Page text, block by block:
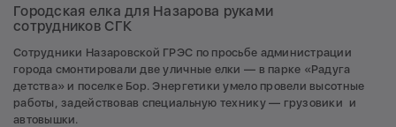
Городская елка для Назарова руками
сотрудников СГК
Сотрудники Назаровской ГРЭС по просьбе администрации
города смонтировали две уличные елки — в парке «Радуга
детства» и поселке Бор. Энергетики умело провели высотные
работы, задействовав специальную технику — грузовики и
автовышки.